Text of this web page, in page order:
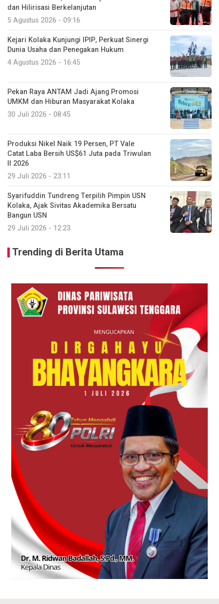
dan Hilirisasi Berkelanjutan
5 Agustus 2026 - 09:16
Kejari Kolaka Kunjungi IPIP, Perkuat Sinergi
Dunia Usaha dan Penegakan Hukum
4 Agustus 2026 - 16:45
Pekan Raya ANTAM Jadi Ajang Promosi
UMKM dan Hiburan Masyarakat Kolaka
30 Juli 2026 - 08:45
Produksi Nikel Naik 19 Persen, PT Vale
Catat Laba Bersih US$61 Juta pada Triwulan
II 2026
29 Juli 2026 - 23:11
Syarifuddin Tundreng Terpilih Pimpin USN
Kolaka, Ajak Sivitas Akademika Bersatu
Bangun USN
29 Juli 2026 - 12:23
Trending di Berita Utama